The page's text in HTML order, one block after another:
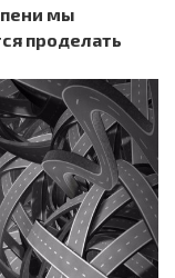
мы
проделать